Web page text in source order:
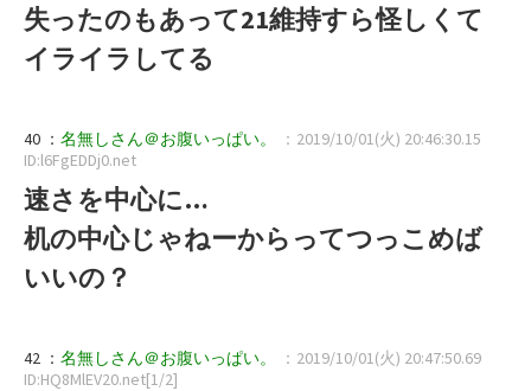
失ったのもあって21維持すら怪しくて
イライラしてる
40 ： 名無しさん＠お腹いっぱい。
：2019/10/01(火) 20:46:30.15
ID:l6FgEDDj0.net
速さを中心に…
机の中心じゃねーからってつっこめば
いいの？
42 ： 名無しさん＠お腹いっぱい。
：2019/10/01(火) 20:47:50.69
ID:HQ8MlEV20.net[1/2]